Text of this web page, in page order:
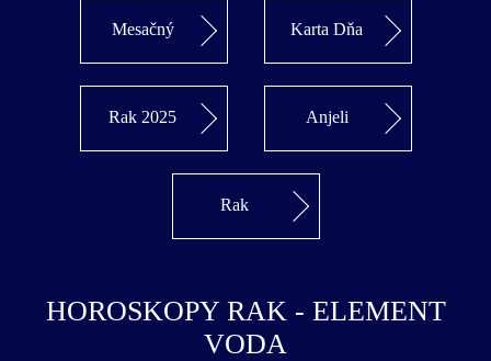
Mesačný Karta Dňa
Rak 2025 Anjeli
Rak
HOROSKOPY RAK - ELEMENT
VODA